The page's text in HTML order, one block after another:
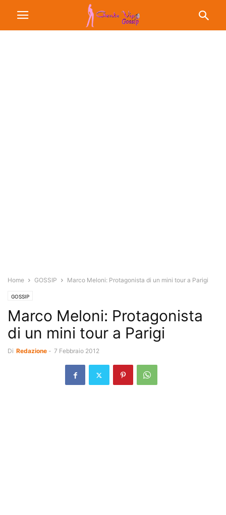
Home GOSSIP Marco Meloni: Protagonista di un mini tour a Parigi
GOSSIP
Marco Meloni: Protagonista
di un mini tour a Parigi
Di Redazione - 7 Febbraio 2012